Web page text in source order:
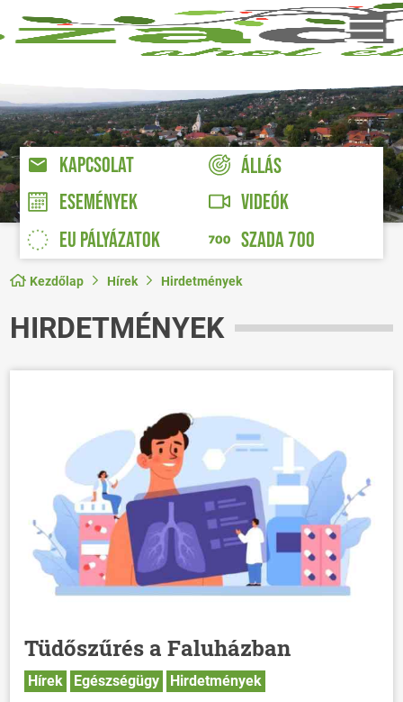
KAPCSOLAT
ÁLLÁS
ESEMÉNYEK
VIDEÓK
EU PÁLYÁZATOK
SZADA 700
Kezdőlap Hírek Hirdetmények
HIRDETMÉNYEK
Tüdőszűrés a Faluházban
Hírek Egészségügy Hirdetmények